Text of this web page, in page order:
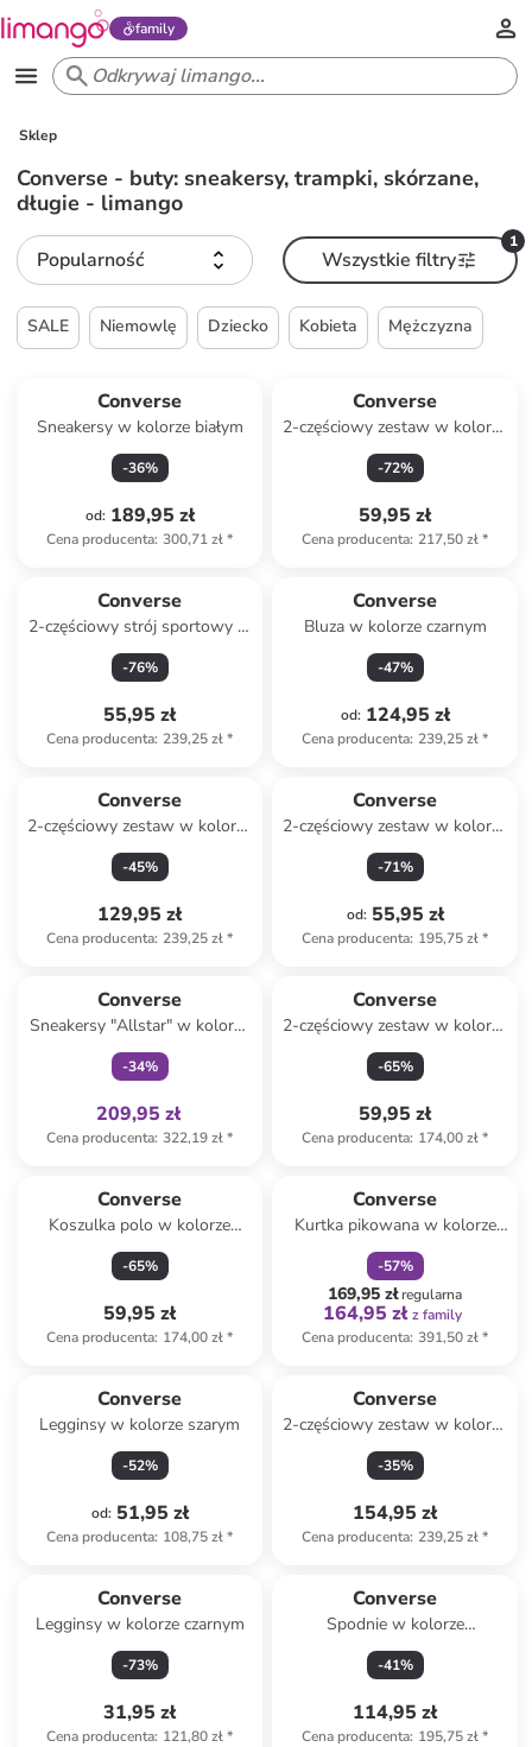
family
Sklep
Converse - buty: sneakersy, trampki, skórzane,
długie - limango
Popularność
1
Wszystkie filtry
SALE Niemowlę Dziecko Kobieta Mężczyzna
Converse
Sneakersy w kolorze białym
-36%
od: 189,95 zł
Cena producenta: 300,71 zł*
Converse
2-częściowy zestaw w kolorze
niebieskim
-72%
59,95 zł
Cena producenta: 217,50 zł*
Converse
2-częściowy strój sportowy w
kolorze niebieskim
-76%
55,95 zł
Cena producenta: 239,25 zł*
Converse
Bluza w kolorze czarnym
-47%
od: 124,95 zł
Cena producenta: 239,25 zł*
Converse
2-częściowy zestaw w kolorze
antracytowym
-45%
129,95 zł
Cena producenta: 239,25 zł*
Converse
2-częściowy zestaw w kolorze
różowym
-71%
od: 55,95 zł
Cena producenta: 195,75 zł*
Converse
Sneakersy "Allstar" w kolorze
czerwonym
-34%
209,95 zł
Cena producenta: 322,19 zł*
Converse
2-częściowy zestaw w kolorze
błękitno-granatowym
-65%
59,95 zł
Cena producenta: 174,00 zł*
Converse
Koszulka polo w kolorze
białym
-65%
59,95 zł
Cena producenta: 174,00 zł*
Converse
Kurtka pikowana w kolorze
granatowym
-57%
169,95 złregularna
164,95 zł z family
Cena producenta: 391,50 zł*
Converse
Legginsy w kolorze szarym
-52%
od: 51,95 zł
Cena producenta: 108,75 zł*
Converse
2-częściowy zestaw w kolorze
beżowym
-35%
154,95 zł
Cena producenta: 239,25 zł*
Converse
Legginsy w kolorze czarnym
-73%
31,95 zł
Cena producenta: 121,80 zł*
Converse
Spodnie w kolorze
jasnoróżowym
-41%
114,95 zł
Cena producenta: 195,75 zł*